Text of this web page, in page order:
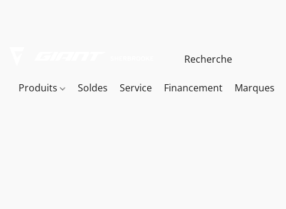
Produits Soldes Service Financement Marques